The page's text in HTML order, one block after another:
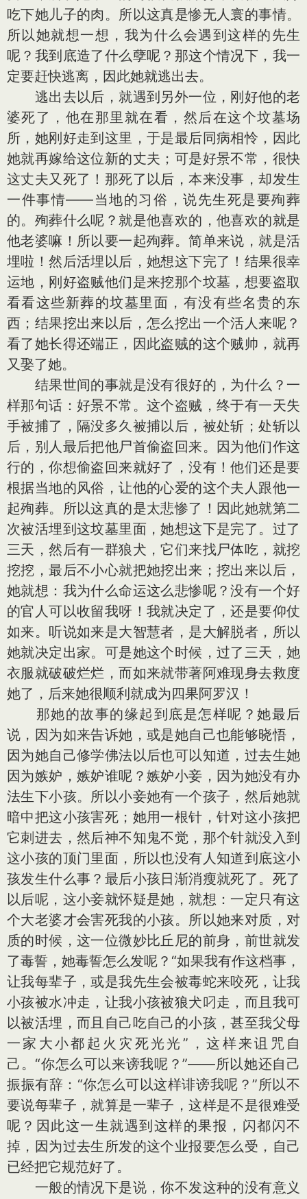
吃下她儿子的肉。所以这真是惨无人寰的事情。
所以她就想一想，我为什么会遇到这样的先生
呢？我到底造了什么孽呢？那这个情况下，我一
定要赶快逃离，因此她就逃出去。
逃出去以后，就遇到另外一位，刚好他的老
婆死了，他在那里就在看，然后在这个坟墓场
所，她刚好走到这里，于是最后同病相怜，因此
她就再嫁给这位新的丈夫；可是好景不常，很快
这丈夫又死了！那死了以后，本来没事，却发生
一件事情——当地的习俗，说先生死是要殉葬
的。殉葬什么呢？就是他喜欢的，他喜欢的就是
他老婆嘛！所以要一起殉葬。简单来说，就是活
埋啦！然后活埋以后，她想这下完了！结果很幸
运地，刚好盗贼他们是来挖那个坟墓，想要盗取
看看这些新葬的坟墓里面，有没有些名贵的东
西；结果挖出来以后，怎么挖出一个活人来呢？
看了她长得还端正，因此盗贼的这个贼帅，就再
又娶了她。
结果世间的事就是没有很好的，为什么？一
样那句话：好景不常。这个盗贼，终于有一天失
手被捕了，隔没多久被捕以后，被处斩；处斩以
后，别人最后把他尸首偷盗回来。因为他们作这
行的，你想偷盗回来就好了，没有！他们还是要
根据当地的风俗，让他的心爱的这个夫人跟他一
起殉葬。所以这真的是太悲惨了！因此她就第二
次被活埋到这坟墓里面，她想这下是完了。过了
三天，然后有一群狼犬，它们来找尸体吃，就挖
挖挖，最后不小心就把她挖出来；挖出来以后，
她就想：我为什么命运这么悲惨呢？没有一个好
的官人可以收留我呀！我就决定了，还是要仰仗
如来。听说如来是大智慧者，是大解脱者，所以
她就决定出家。可是她这个时候，过了三天，她
衣服就破破烂烂，而如来就带著阿难现身去救度
她了，后来她很顺利就成为四果阿罗汉！
那她的故事的缘起到底是怎样呢？她最后
说，因为如来告诉她，或是她自己也能够晓悟，
因为她自己修学佛法以后也可以知道，过去生她
因为嫉妒，嫉妒谁呢？嫉妒小妾，因为她没有办
法生下小孩。所以小妾她有一个孩子，然后她就
暗中把这小孩害死；她用一根针，针对这小孩把
它刺进去，然后神不知鬼不觉，那个针就没入到
这小孩的顶门里面，所以也没有人知道到底这小
孩发生什么事？最后小孩日渐消瘦就死了。死了
以后呢，这小妾就怀疑是她，就想：一定只有这
个大老婆才会害死我的小孩。所以她来对质，对
质的时候，这一位微妙比丘尼的前身，前世就发
了毒誓，她毒誓怎么发呢？“如果我有作这档事，
让我每辈子，或是我先生会被毒蛇来咬死，让我
小孩被水冲走，让我小孩被狼犬叼走，而且我可
以被活埋，而且自己吃自己的小孩，甚至我父母
一家大小都起火灾死光光”，这样来诅咒自
己。“你怎么可以来谤我呢？”——所以她还自己
振振有辞：“你怎么可以这样诽谤我呢？”所以不
要说每辈子，就算是一辈子，这样是不是很难受
呢？因此这一生就遇到这样的果报，闪都闪不
掉，因为过去生所发的这个业报要怎么受，自己
已经把它规范好了。
一般的情况下是说，你不发这种的没有意义